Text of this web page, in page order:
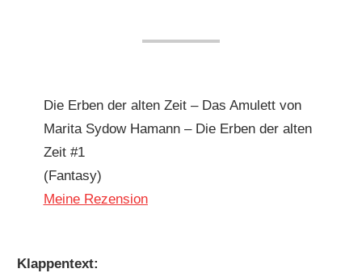
Die Erben der alten Zeit – Das Amulett von
Marita Sydow Hamann – Die Erben der alten
Zeit #1
(Fantasy)
Meine Rezension
Klappentext: